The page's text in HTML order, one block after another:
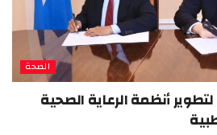
الصحة
أنظمة الرعاية الصحية